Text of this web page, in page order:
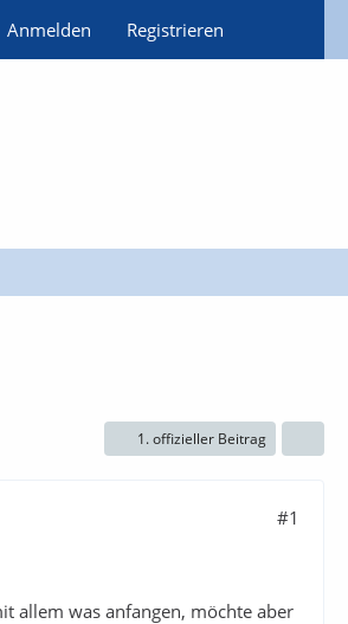
Anmelden Registrieren
1. offizieller Beitrag
#1
allem was anfangen, möchte aber